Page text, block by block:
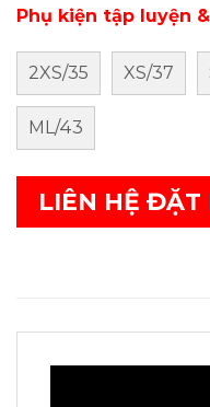
Phụ kiện tập luyện
2XS/35 XS/37
ML/43
LIÊN HỆ ĐẶT